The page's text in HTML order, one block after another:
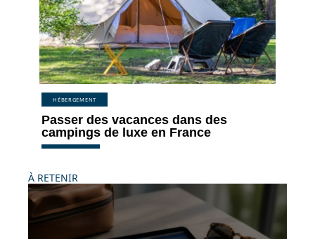
HÉBERGEMENT
Passer des vacances dans des
campings de luxe en France
À RETENIR